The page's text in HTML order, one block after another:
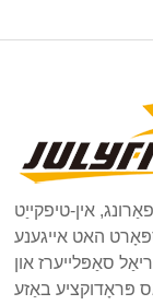
דערפאַרונג, אין-טיפקייַט
ספּאָרט האט אייגענע
סאַפּלייערז און